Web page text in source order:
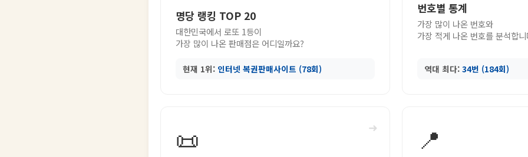
명당 랭킹 TOP 20
대한민국에서 로또 1등이
가장 많이 나온 판매점은 어디일까요?
현재 1위: 인터넷 복권판매사이트 (78회)
번호별 통계
가장 많이 나온 번호와
가장 적게 나온 번호를 분석합
역대 최다: 34번 (184회)
➜
📜 📍